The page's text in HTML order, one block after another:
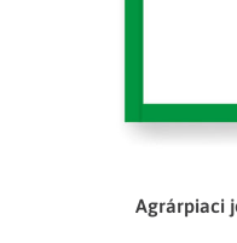
Agrárpiaci